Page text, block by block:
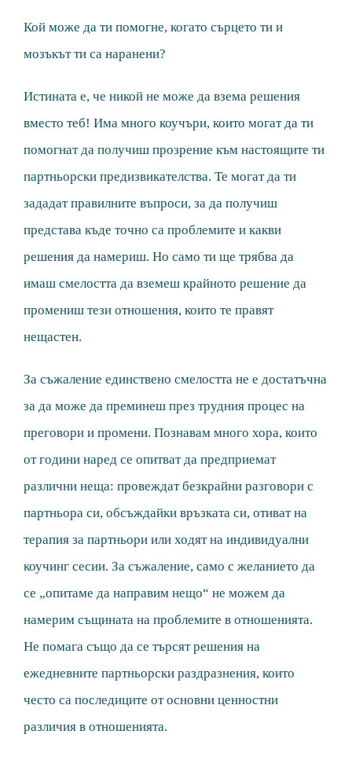
Кой може да ти помогне, когато сърцето ти и
мозъкът ти са наранени?
Истината е, че никой не може да взема решения
вместо теб! Има много коучъри, които могат да ти
помогнат да получиш прозрение към настоящите ти
партньорски предизвикателства. Те могат да ти
зададат правилните въпроси, за да получиш
представа къде точно са проблемите и какви
решения да намериш. Но само ти ще трябва да
имаш смелостта да вземеш крайното решение да
промениш тези отношения, които те правят
нещастен.
За съжаление единствено смелостта не е достатъчна
за да може да преминеш през трудния процес на
преговори и промени. Познавам много хора, които
от години наред се опитват да предприемат
различни неща: провеждат безкрайни разговори с
партньора си, обсъждайки връзката си, отиват на
терапия за партньори или ходят на индивидуални
коучинг сесии. За съжаление, само с желанието да
се „опитаме да направим нещо“ не можем да
намерим същината на проблемите в отношенията.
Не помага също да се търсят решения на
ежедневните партньорски раздразнения, които
често са последиците от основни ценностни
различия в отношенията.